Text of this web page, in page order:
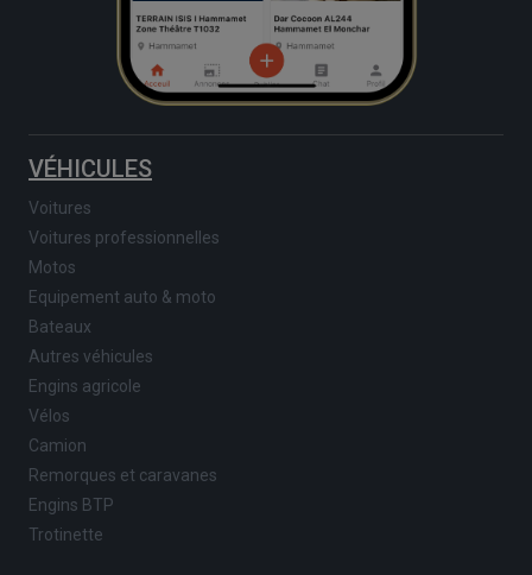
VÉHICULES
Voitures
Voitures professionnelles
Motos
Equipement auto & moto
Bateaux
Autres véhicules
Engins agricole
Vélos
Camion
Remorques et caravanes
Engins BTP
Trotinette